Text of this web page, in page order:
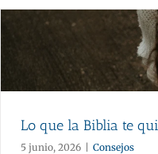
Lo que la Biblia te
5 junio, 2026 Consejos